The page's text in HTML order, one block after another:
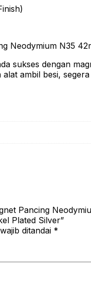
Neodymium N35
sukses dengan
ambil besi,
Pancing
Plated Silver”
ditandai *